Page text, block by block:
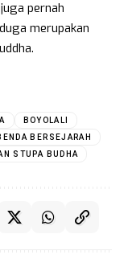
pernah
merupakan
BOYOLALI
BERSEJARAH
STUPA BUDHA